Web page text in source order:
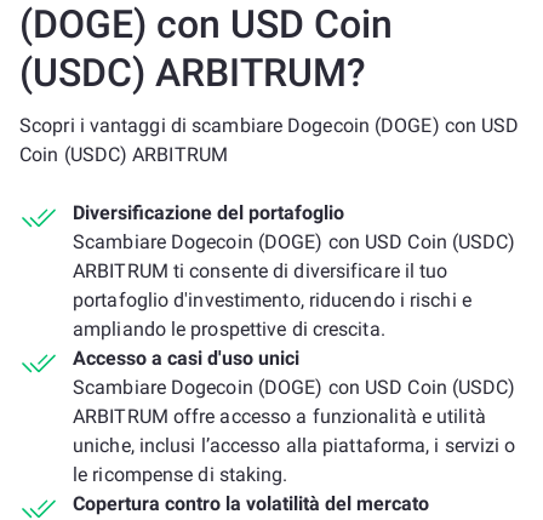
(DOGE) con USD Coin
(USDC) ARBITRUM?
Scopri i vantaggi di scambiare Dogecoin (DOGE) con USD
Coin (USDC) ARBITRUM
Diversificazione del portafoglio
Scambiare Dogecoin (DOGE) con USD Coin (USDC)
ARBITRUM ti consente di diversificare il tuo
portafoglio d'investimento, riducendo i rischi e
ampliando le prospettive di crescita.
Accesso a casi d'uso unici
Scambiare Dogecoin (DOGE) con USD Coin (USDC)
ARBITRUM offre accesso a funzionalità e utilità
uniche, inclusi l’accesso alla piattaforma, i servizi o
le ricompense di staking.
Copertura contro la volatilità del mercato